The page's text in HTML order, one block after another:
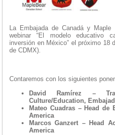
La Embajada de Canadá y
webinar “El modelo educativo
inversión en México” el próximo 18
de CDMX).
Contaremos con los siguientes
David Ramírez –
Culture/Education,
Mateo Cuadras – Head de
America
Marcos Ganzert – Head
America